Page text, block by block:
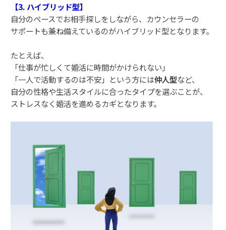
【3. ハイブリッド型】
自分のペースでお相手探しをしながら、カウンセラーの
サポートも兼ね備えているのがハイブリッド型となります。
たとえば、
「仕事が忙しくて婚活に時間がかけられない」
「一人で活動するのは不安」という方には仲人型など、
自分の性格や生活スタイルに合ったタイプを選ぶことが、
ストレスなく婚活を進めるカギとなります。